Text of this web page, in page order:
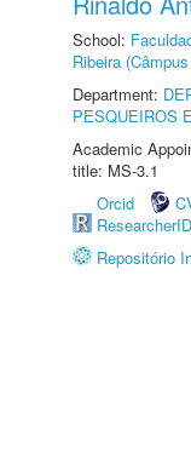
School:
Ribeira
Department:
PESQUEIROS
Academic
title: MS-3.1
Orcid
ResearcherID
Repositório